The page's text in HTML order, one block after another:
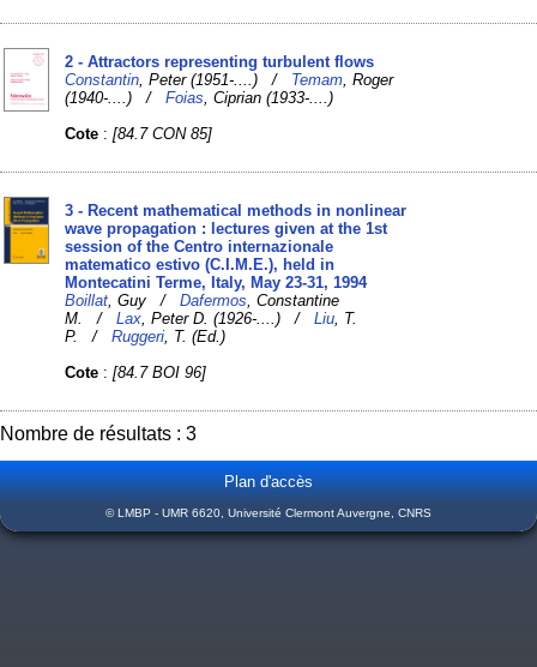
2 - Attractors representing turbulent flows
Constantin , Peter (1951-....) / Temam , Roger
(1940-....) /Foias , Ciprian (1933-....)
Cote :[84.7 CON 85]
3 - Recent mathematical methods in nonlinear
wave propagation : lectures given at the 1st
session of the Centro internazionale
matematico estivo (C.I.M.E.), held in
Montecatini Terme, Italy, May 23-31, 1994
Boillat , Guy /Dafermos , Constantine
M. /Lax , Peter D. (1926-....) /Liu , T.
P. /Ruggeri , T. (Ed.)
Cote :[84.7 BOI 96]
Nombre de résultats : 3
Plan d'accès
© LMBP - UMR 6620, Université Clermont Auvergne, CNRS